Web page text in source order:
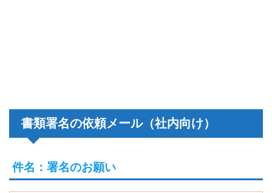
書類署名の依頼メール（社内向け）
件名：署名のお願い